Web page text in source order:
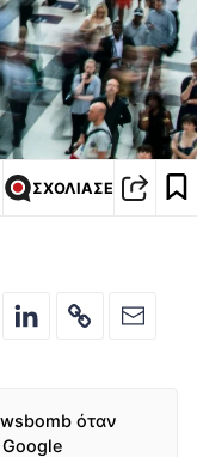
ΣΧΟΛΙΑΣΕ
όταν
Google